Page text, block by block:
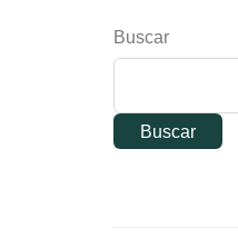
Buscar
Buscar